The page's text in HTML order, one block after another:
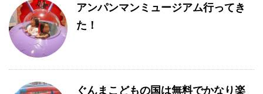
アンパンマンミュージアム行ってき
た！
ぐんまこどもの国は無料でかなり楽